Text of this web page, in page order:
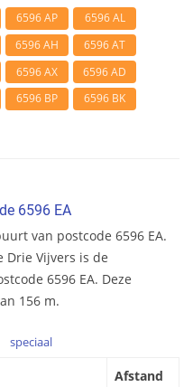
6596 AP
6596 AL
6596 AH
6596 AT
6596 AX
6596 AD
6596 BP 6596 BK
6596 EA
van postcode 6596 EA.
Drie Vijvers is de
6596 EA. Deze
156 m.
speciaal
Afstand